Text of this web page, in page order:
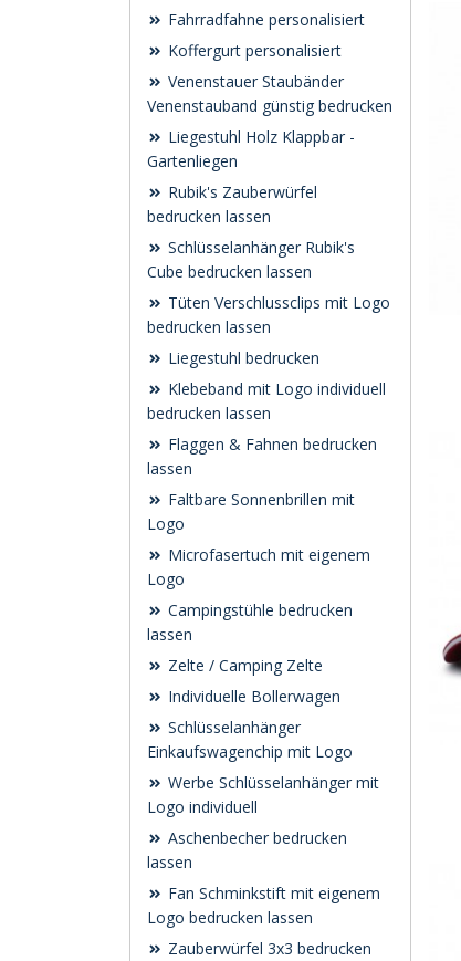
Fahrradfahne personalisiert
Koffergurt personalisiert
Venenstauer Staubänder
Venenstauband günstig bedrucken
Liegestuhl Holz Klappbar -
Gartenliegen
Rubik's Zauberwürfel
bedrucken lassen
Schlüsselanhänger Rubik's
Cube bedrucken lassen
Tüten Verschlussclips mit Logo
bedrucken lassen
Liegestuhl bedrucken
Klebeband mit Logo individuell
bedrucken lassen
Flaggen & Fahnen bedrucken
lassen
Faltbare Sonnenbrillen mit
Logo
Microfasertuch mit eigenem
Logo
Campingstühle bedrucken
lassen
Zelte / Camping Zelte
Individuelle Bollerwagen
Schlüsselanhänger
Einkaufswagenchip mit Logo
Werbe Schlüsselanhänger mit
Logo individuell
Aschenbecher bedrucken
lassen
Fan Schminkstift mit eigenem
Logo bedrucken lassen
Zauberwürfel 3x3 bedrucken